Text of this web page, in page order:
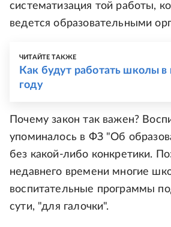
систематизация той работы,
ведется образовательными
ЧИТАЙТЕ ТАКЖЕ
Как будут работать школы
году
Почему закон так важен?
упоминалось в ФЗ "Об
без какой-либо конкретики.
недавнего времени многие
воспитательные программы
сути, "для галочки".